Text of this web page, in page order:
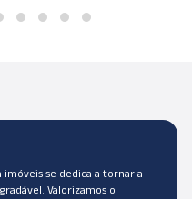
imóveis se dedica a tornar a
Valorizamos o